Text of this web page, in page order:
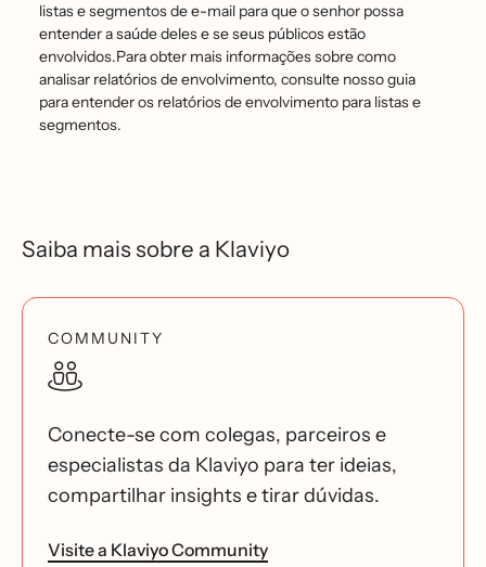
listas e segmentos de e-mail para que o senhor possa
entender a saúde deles e se seus públicos estão
envolvidos.Para obter mais informações sobre como
analisar relatórios de envolvimento, consulte nosso guia
para entender os relatórios de envolvimento para listas e
segmentos.
Saiba mais sobre a Klaviyo
COMMUNITY
Conecte-se com colegas, parceiros e
especialistas da Klaviyo para ter ideias,
compartilhar insights e tirar dúvidas.
Visite a Klaviyo Community